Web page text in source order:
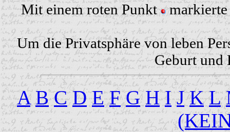
Mit einem roten Punkt markierte
Um die Privatsphäre von leben
Geburt und
A B C D E F G H I J K L